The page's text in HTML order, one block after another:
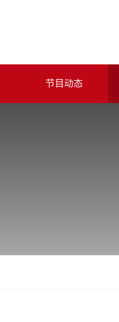
节目动态